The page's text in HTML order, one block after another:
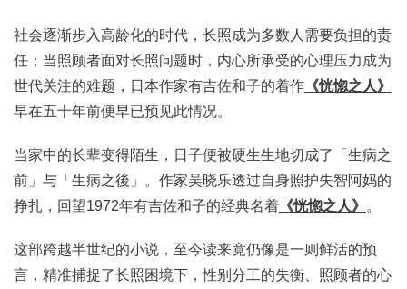
社会逐渐步入高龄化的时代，长照成为多数人需要负担的责
任；当照顾者面对长照问题时，内心所承受的心理压力成为
世代关注的难题，日本作家有吉佐和子的着作 《恍惚之人》
早在五十年前便早已预见此情况。
当家中的长辈变得陌生，日子便被硬生生地切成了「生病之
前」与「生病之後」。作家吴晓乐透过自身照护失智阿妈的
挣扎，回望1972年有吉佐和子的经典名着 《恍惚之人》 。
这部跨越半世纪的小说，至今读来竟仍像是一则鲜活的预
言，精准捕捉了长照困境下，性别分工的失衡、照顾者的心